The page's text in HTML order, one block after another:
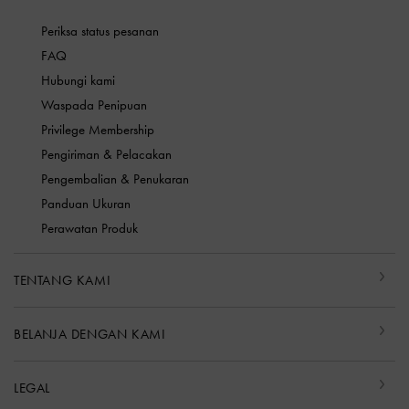
Periksa status pesanan
FAQ
Hubungi kami
Waspada Penipuan
Privilege Membership
Pengiriman & Pelacakan
Pengembalian & Penukaran
Panduan Ukuran
Perawatan Produk
TENTANG KAMI
BELANJA DENGAN KAMI
LEGAL